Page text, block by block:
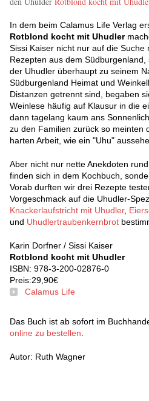
In dem beim Calamus Life Verlag
Rotblond kocht mit Uhudler
Sissi Kaiser nicht nur auf die Suche
Rezepten aus dem
der Uhudler überhaupt zu seinem
Südburgenland Heimat und
Distanzen getrennt sind, begaben
Weinlese häufig auf Klausur in die
dann tagelang kaum ans
zu den Familien zurück so meinten
harten Arbeit, wie ein "Uhu"
Aber nicht nur nette Anekdoten
finden sich in dem Kochbuch,
Vorab durften wir drei Rezepte
Vorgeschmack auf die Uhudler-
Knackerlaufstricht mit Uhudler,
und Uhudlertraubenkernbrot
Karin Dorfner / Sissi Kaiser
Rotblond kocht mit Uhudler
ISBN: 978-3-200-02876-0
Preis:29,90€
Calamus Life
Das Buch ist ab sofort im
online zu bestellen.
Autor: Ruth Wagner